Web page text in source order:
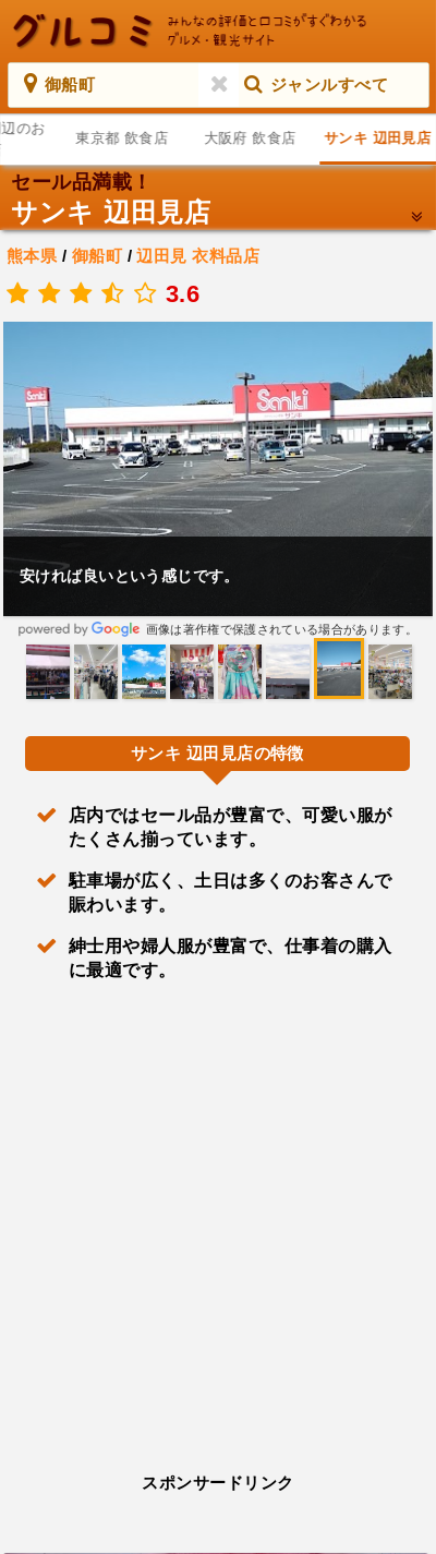
御船町 ジャンルすべて
のお
東京都 飲食店 大阪府 飲食店 サンキ 辺田見店
セール品満載！
サンキ 辺田見店
熊本県 / 御船町/辺田見 衣料品店
3.6
安ければ良いという感じです。
画像は著作権で保護されている場合があります。
サンキ 辺田見店の特徴
店内ではセール品が豊富で、可愛い服が
たくさん揃っています。
駐車場が広く、土日は多くのお客さんで
賑わいます。
紳士用や婦人服が豊富で、仕事着の購入
に最適です。
スポンサードリンク